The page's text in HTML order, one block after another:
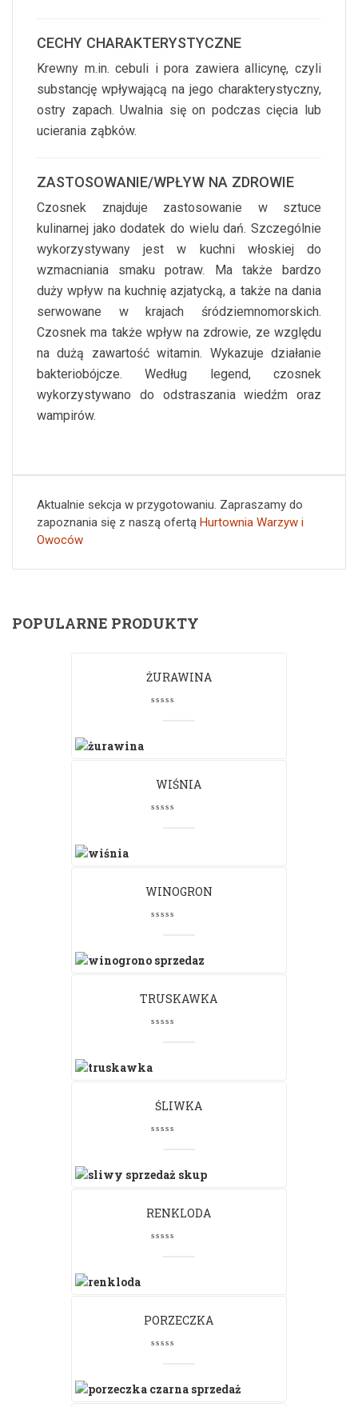
CECHY CHARAKTERYSTYCZNE
Krewny m.in. cebuli i pora zawiera allicynę, czyli
substancję wpływającą na jego charakterystyczny,
ostry zapach. Uwalnia się on podczas cięcia lub
ucierania ząbków.
ZASTOSOWANIE/WPŁYW NA ZDROWIE
Czosnek znajduje zastosowanie w sztuce
kulinarnej jako dodatek do wielu dań. Szczególnie
wykorzystywany jest w kuchni włoskiej do
wzmacniania smaku potraw. Ma także bardzo
duży wpływ na kuchnię azjatycką, a także na dania
serwowane w krajach śródziemnomorskich.
Czosnek ma także wpływ na zdrowie, ze względu
na dużą zawartość witamin. Wykazuje działanie
bakteriobójcze. Według legend, czosnek
wykorzystywano do odstraszania wiedźm oraz
wampirów.
Aktualnie sekcja w przygotowaniu. Zapraszamy do
zapoznania się z naszą ofertą Hurtownia Warzyw i
Owoców
POPULARNE PRODUKTY
ŻURAWINA
WIŚNIA
WINOGRON
TRUSKAWKA
ŚLIWKA
RENKLODA
PORZECZKA